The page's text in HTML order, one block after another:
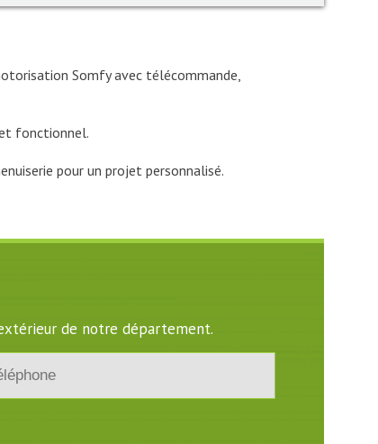
Somfy avec télécommande,
fonctionnel.
pour un projet personnalisé.
de notre département.